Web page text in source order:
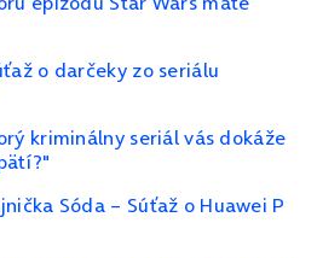
o darčeky zo seriálu
kriminálny seriál vás dokáže
Sóda – Súťaž o Huawei P